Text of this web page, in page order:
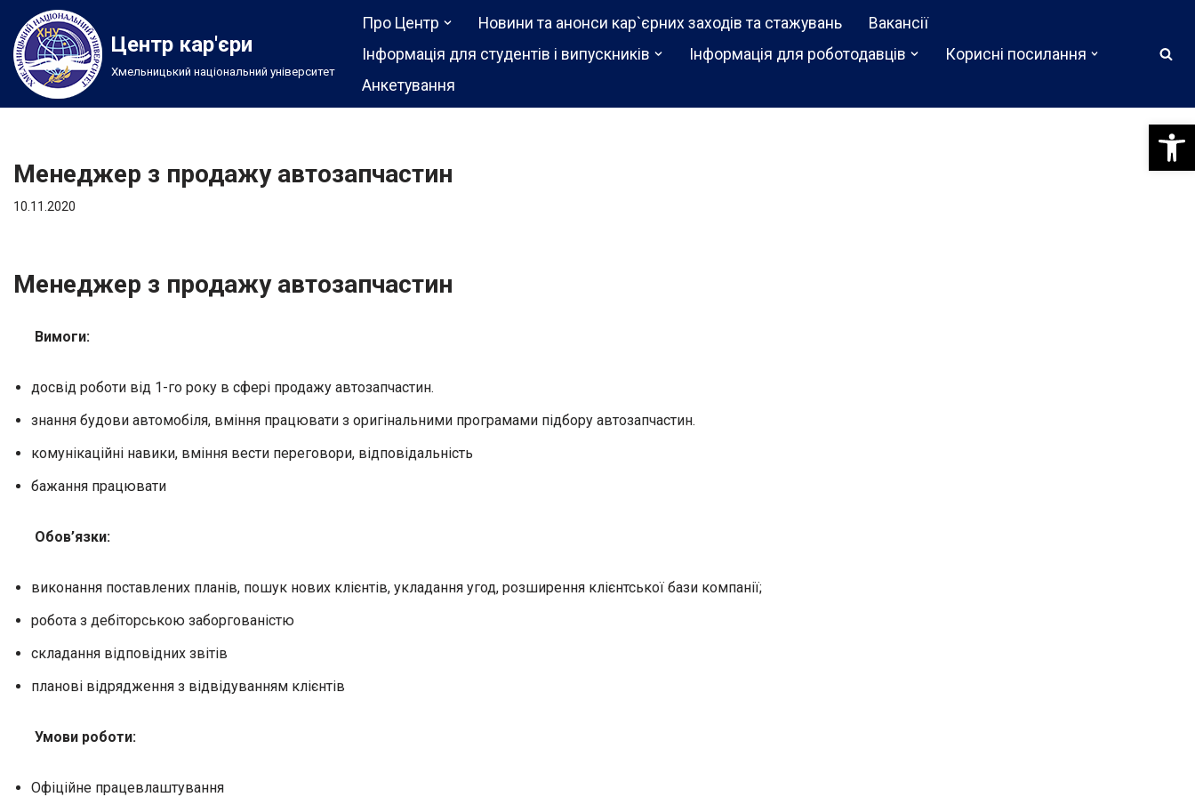
Перейти
до
вмісту
Центр кар'єри
Хмельницький національний університет
Про Центр Новини та анонси кар`єрних заходів та стажувань
Вакансії
Інформація для студентів і випускників
Інформація для роботодавців
Корисні посилання
Анкетування
Менеджер з продажу автозапчастин
10.11.2020
Менеджер з продажу автозапчастин
Вимоги:
досвід роботи від 1-го року в сфері продажу автозапчастин.
знання будови автомобіля, вміння працювати з оригінальними програмами підбору автозапчастин.
комунікаційні навики, вміння вести переговори, відповідальність
бажання працювати
Обов’язки:
виконання поставлених планів, пошук нових клієнтів, укладання угод, розширення клієнтської бази компанії;
робота з дебіторською заборгованістю
складання відповідних звітів
планові відрядження з відвідуванням клієнтів
Умови роботи:
Офіційне працевлаштування